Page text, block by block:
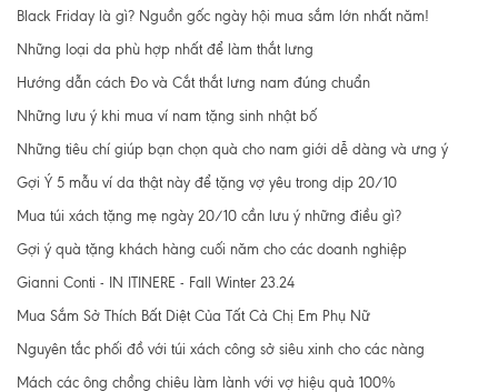
Black Friday là gì? Nguồn gốc ngày hội mua sắm lớn nhất năm!
Những loại da phù hợp nhất để làm thắt lưng
Hướng dẫn cách Đo và Cắt thắt lưng nam đúng chuẩn
Những lưu ý khi mua ví nam tặng sinh nhật bố
Những tiêu chí giúp bạn chọn quà cho nam giới dễ dàng và ưng ý
Gợi Ý 5 mẫu ví da thật này để tặng vợ yêu trong dịp 20/10
Mua túi xách tặng mẹ ngày 20/10 cần lưu ý những điều gì?
Gợi ý quà tặng khách hàng cuối năm cho các doanh nghiệp
Gianni Conti - IN ITINERE - Fall Winter 23.24
Mua Sắm Sở Thích Bất Diệt Của Tất Cả Chị Em Phụ Nữ
Nguyên tắc phối đồ với túi xách công sở siêu xinh cho các nàng
Mách các ông chồng chiêu làm lành với vợ hiệu quả 100%